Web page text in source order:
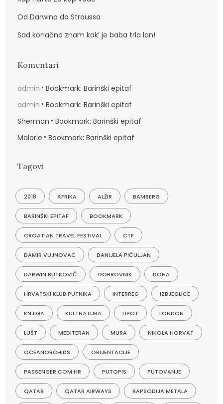
Od Darwina do Straussa
Sad konačno znam kak’ je baba trla lan!
Komentari
admin
Bookmark: Barinški epitaf
admin
Bookmark: Barinški epitaf
Sherman
Bookmark: Barinški epitaf
Malorie
Bookmark: Barinški epitaf
Tagovi
2018 AFRIKA ALŽIR BAMBERG
BARINŠKI EPITAF BOOKMARK
CROATIAN TRAVEL FESTIVAL CTF
DAMIR VUJNOVAC DANIJELA PIČULJAN
DARWIN BUTKOVIĆ DOBROVNIK DOHA
HRVATSKI KLUB PUTNIKA INTERREG IZBJEGLICE
KNJIGA KULTNATURA LIPOT LONDON
LUŠT MEDITERAN MURA NIKOLA HORVAT
OCEANORCHIDS ORIJENTACIJE
PASSENGER.COM.HR PUTOPIS PUTOVANJE
QATAR QATAR AIRWAYS RAPSODIJA METALA